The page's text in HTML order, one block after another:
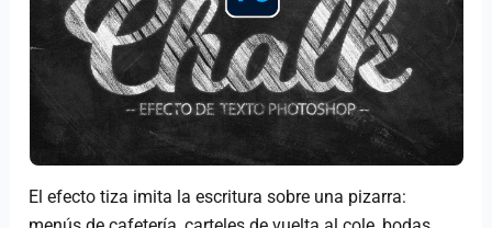
El efecto tiza imita la escritura sobre una pizarra: